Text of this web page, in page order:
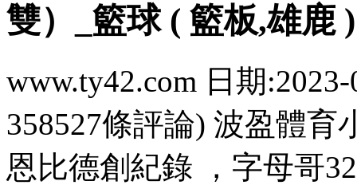
雙）_籃球 ( 籃板,雄鹿 )
www.ty42.com 日期
358527條評論) 波盈體育
恩比德創紀錄 ，字母哥